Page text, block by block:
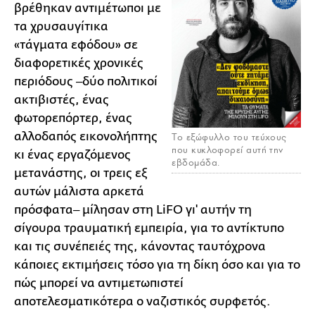
Το εξώφυλλο του τεύχους
που κυκλοφορεί αυτή την
εβδομάδα.
βρέθηκαν αντιμέτωποι με
τα χρυσαυγίτικα
«τάγματα εφόδου» σε
διαφορετικές χρονικές
περιόδους ‒δύο πολιτικοί
ακτιβιστές, ένας
φωτορεπόρτερ, ένας
αλλοδαπός εικονολήπτης
κι ένας εργαζόμενος
μετανάστης, οι τρεις εξ
αυτών μάλιστα αρκετά
πρόσφατα‒ μίλησαν στη LiFΟ γι' αυτήν τη
σίγουρα τραυματική εμπειρία, για το αντίκτυπο
και τις συνέπειές της, κάνοντας ταυτόχρονα
κάποιες εκτιμήσεις τόσο για τη δίκη όσο και για το
πώς μπορεί να αντιμετωπιστεί
αποτελεσματικότερα ο ναζιστικός συρφετός.